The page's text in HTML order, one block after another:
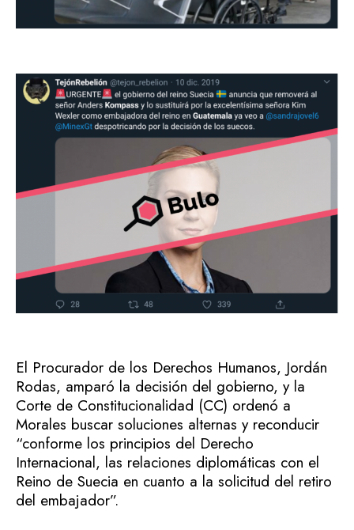
El Procurador de los Derechos Humanos, Jordán
Rodas, amparó la decisión del gobierno, y la
Corte de Constitucionalidad (CC) ordenó a
Morales buscar soluciones alternas y reconducir
“conforme los principios del Derecho
Internacional, las relaciones diplomáticas con el
Reino de Suecia en cuanto a la solicitud del retiro
del embajador”.